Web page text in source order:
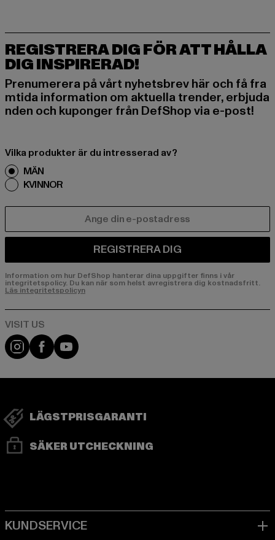
REGISTRERA DIG FÖR ATT HÅLLA
DIG INSPIRERAD!
Prenumerera på vårt nyhetsbrev här och få fra
mtida information om aktuella trender, erbjuda
nden och kuponger från DefShop via e-post!
Vilka produkter är du intresserad av?
MÄN
KVINNOR
REGISTRERA DIG
Information om hur DefShop hanterar dina uppgifter finns i vår
integritetspolicy. Du kan när som helst avregistrera dig kostnadsfritt.
Läs integritetspolicyn
Visit our Instagram page:
Visit our Facebook page:
Visit our YouTube channel:
LÄGSTPRISGARANTI
SÄKER UTCHECKNING